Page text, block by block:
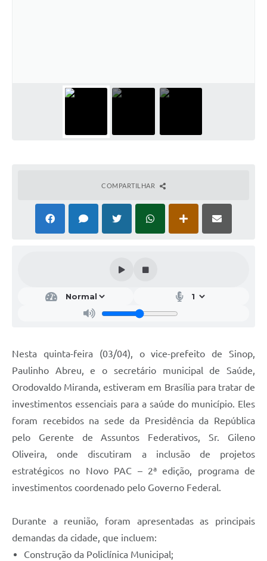
COMPARTILHAR
Nesta quinta-feira (03/04), o vice-prefeito de Sinop,
Paulinho Abreu, e o secretário municipal de Saúde,
Orodovaldo Miranda, estiveram em Brasília para tratar de
investimentos essenciais para a saúde do município. Eles
foram recebidos na sede da Presidência da República
pelo Gerente de Assuntos Federativos, Sr. Gileno
Oliveira, onde discutiram a inclusão de projetos
estratégicos no Novo PAC – 2ª edição, programa de
investimentos coordenado pelo Governo Federal.
Durante a reunião, foram apresentadas as principais
demandas da cidade, que incluem:
Construção da Policlínica Municipal;